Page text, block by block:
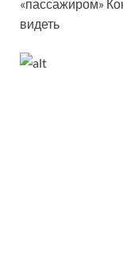
«пассажиром»
видеть